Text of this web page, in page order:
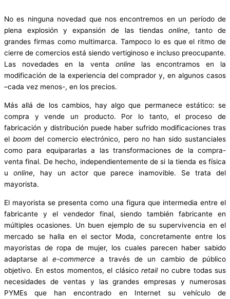
No es ninguna novedad que nos encontremos en un período de
plena explosión y expansión de las tiendas online, tanto de
grandes firmas como multimarca. Tampoco lo es que el ritmo de
cierre de comercios está siendo vertiginoso e incluso preocupante.
Las novedades en la venta onlinelas encontramos en la
modificación de la experiencia del comprador y, en algunos casos
–cada vez menos-, en los precios.
Más allá de los cambios, hay algo que permanece estático: se
compra y vende un producto. Por lo tanto, el proceso de
fabricación y distribución puede haber sufrido modificaciones tras
elboomdel comercio electrónico, pero no han sido sustanciales
como para equipararlas a las transformaciones de la compra-
venta final. De hecho, independientemente de si la tienda es física
u online, hay un actor que parece inamovible. Se trata del
mayorista.
El mayorista se presenta como una figura que intermedia entre el
fabricante y el vendedor final, siendo también fabricante en
múltiples ocasiones. Un buen ejemplo de su supervivencia en el
mercado se halla en el sector Moda, concretamente entre los
mayoristas de ropa de mujer, los cuales parecen haber sabido
adaptarse ale-commerce a través de un cambio de público
objetivo. En estos momentos, el clásico retailno cubre todas sus
necesidades de ventas y las grandes empresas y numerosas
PYMEs que han encontrado en Internet su vehículo de